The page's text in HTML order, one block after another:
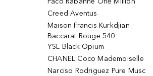
Creed Aventus
Maison Francis Kurkdjian
Baccarat Rouge 540
YSL Black Opium
CHANEL Coco Mademoiselle
Narciso Rodriguez Pure Musc